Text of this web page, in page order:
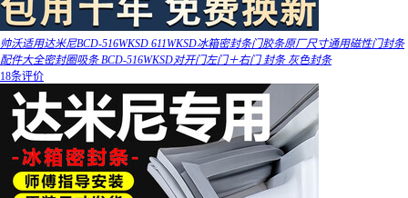
帅沃适用达米尼BCD-516WKSD 611WKSD冰箱密封条门胶条原厂尺寸通用磁性门封条
配件大全密封圈吸条 BCD-516WKSD对开门左门＋右门 封条 灰色封条
18条评价